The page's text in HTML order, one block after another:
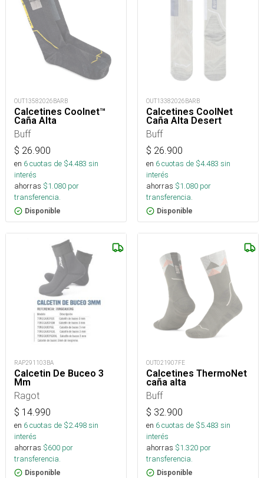
OUT13582026BARB
Calcetines Coolnet™
Caña Alta
Buff
$ 26.900
en 6cuotas de $4.483 sin
interés
ahorras $1.080 por
transferencia.
Disponible
OUT13382026BARB
Calcetines CoolNet
Caña Alta Desert
Buff
$ 26.900
en 6cuotas de $4.483 sin
interés
ahorras $1.080 por
transferencia.
Disponible
RAP291103BA
Calcetin De Buceo 3
Mm
Ragot
$ 14.990
en 6cuotas de $2.498sin
interés
ahorras $600 por
transferencia.
Disponible
OUT021907FE
Calcetines ThermoNet
caña alta
Buff
$ 32.900
en 6cuotas de $5.483 sin
interés
ahorras $1.320 por
transferencia.
Disponible